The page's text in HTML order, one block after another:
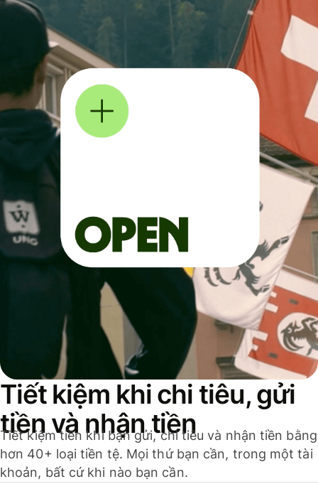
Tiết kiệm khi chi tiêu, gửi
tiền và nhận tiền
Tiết kiệm tiền khi bạn gửi, chi tiêu và nhận tiền bằng
hơn 40+ loại tiền tệ. Mọi thứ bạn cần, trong một tài
khoản, bất cứ khi nào bạn cần.